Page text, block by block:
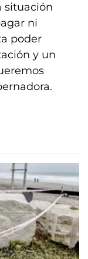
situación
ni
poder
y un